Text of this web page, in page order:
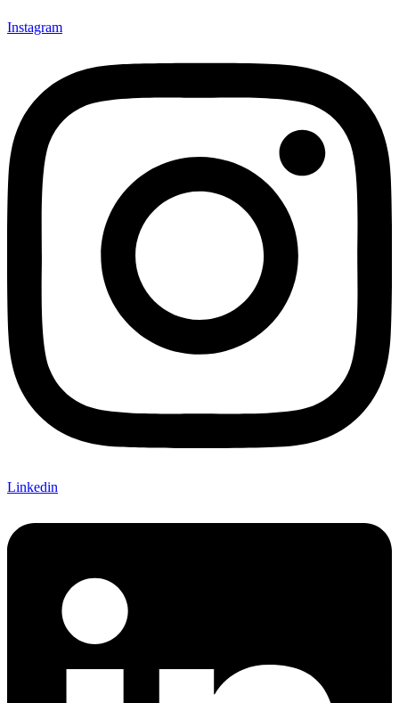
Instagram
Linkedin